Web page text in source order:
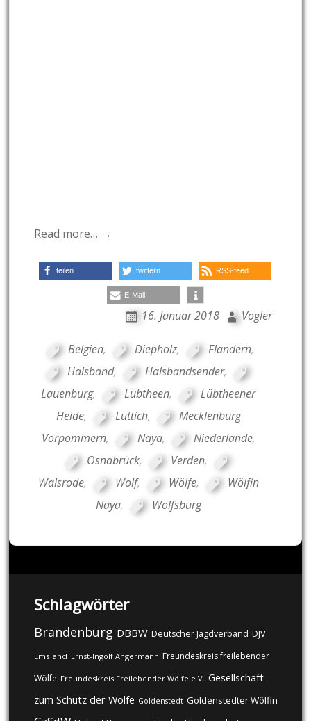
Read more… →
teilen twittern RSS-feed
E-Mail
16. Januar 2018 Vogler
Belgien, Diepholz, Flandern,
Halsband, Halsbandsender,
Lauenburg, Lübtheen,
Lübtheener
Heide, Lüttich,
Mecklenburg
Vorpommern, Naya, Niederlande,
Osnabrück, Verden,
Walsrode, Wolf, Wölfe,
Wölfin
Naya, Wolfsburg
Schlagwörter
Brandenburg DBBW Deutscher Jagdverband DJV
Emsland Ernst-Ingolf Angermann Freundeskreis freilebender
Wölfe Freundeskreis Freilebender Wölfe e.V. Gesellschaft
zum Schutz der Wölfe Goldenstedt Goldenstedter Wölfin